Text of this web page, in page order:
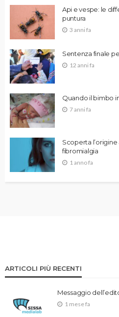
Api e vespe: le
puntura
3 anni fa
Sentenza finale
12 anni fa
Quando il bimbo
7 anni fa
Scoperta
fibromialgia
1 anno fa
ARTICOLI PIÙ RECENTI
Messaggio
1 mese fa